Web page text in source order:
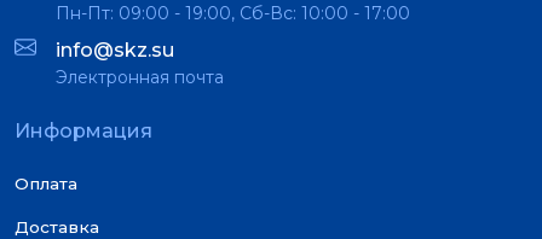
Пн-Пт: 09:00 - 19:00, Сб-Вс: 10:00 - 17:00
info@skz.su
Электронная почта
Информация
Оплата
Доставка